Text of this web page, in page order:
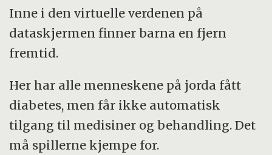
Inne i den virtuelle verdenen på
dataskjermen finner barna en fjern
fremtid.
Her har alle menneskene på jorda fått
diabetes, men får ikke automatisk
tilgang til medisiner og behandling. Det
må spillerne kjempe for.